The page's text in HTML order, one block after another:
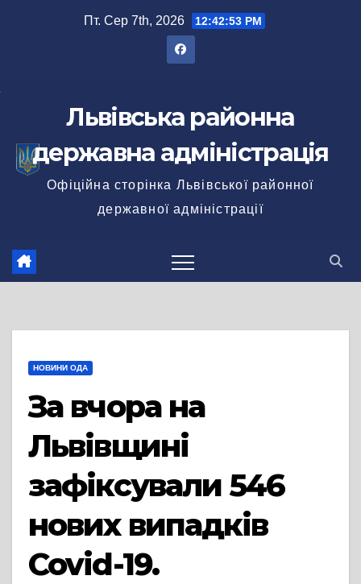
Пт. Сер 7th, 2026 12:42:54 PM
Львівська районна
державна адміністрація
Офіційна сторінка Львівської районної
державної адміністрації
НОВИНИ ОДА
За вчора на
Львівщині
зафіксували 546
нових випадків
Covid-19.